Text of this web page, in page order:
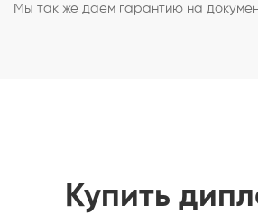
Мы так же даем гарантию на
Купить